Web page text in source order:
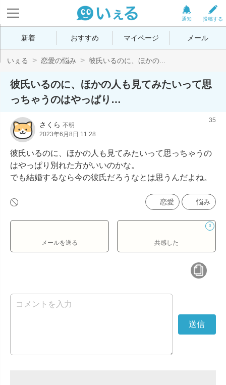
投稿する
通知
新着 おすすめ マイページ メール
いぇる 恋愛の悩み 彼氏いるのに、ほかの...
彼氏いるのに、ほかの人も見てみたいって思
っちゃうのはやっぱり…
さくら 不明
2023年6月8日 11:28
35
彼氏いるのに、ほかの人も見てみたいって思っちゃうの
はやっぱり別れた方がいいのかな。
でも結婚するなら今の彼氏だろうなとは思うんだよね。
恋愛 悩み
メールを送る
0
共感した